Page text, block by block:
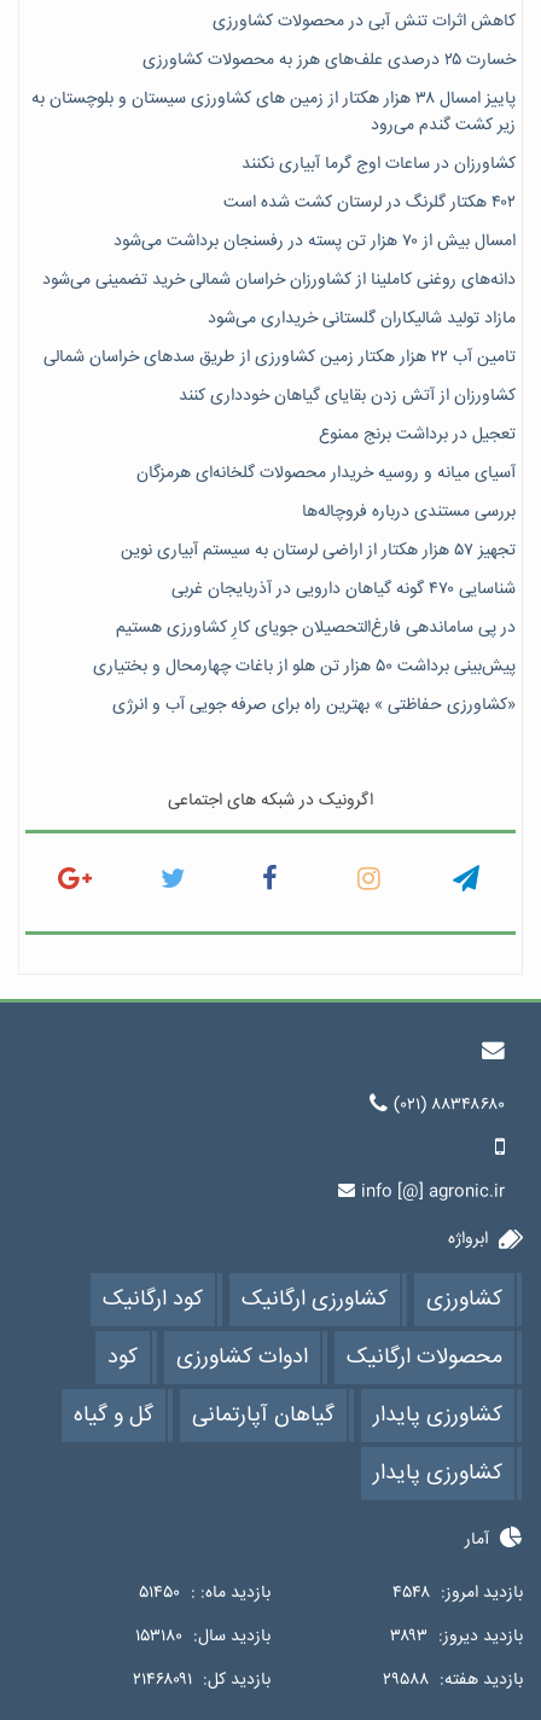
کاهش اثرات تنش آبی در محصولات کشاورزی
خسارت ۲۵ درصدی علف‌های هرز به محصولات کشاورزی
پاییز امسال ۳۸ هزار هکتار از زمین های کشاورزی سیستان و بلوچستان به
زیر کشت گندم می‌رود
کشاورزان در ساعات اوج گرما آبیاری نکنند
۴۰۲ هکتار گلرنگ در لرستان کشت شده است
امسال بیش از ۷۰ هزار تن پسته در رفسنجان برداشت می‌شود
دانه‌های روغنی کاملینا از کشاورزان خراسان شمالی خرید تضمینی می‌شود
مازاد تولید شالیکاران گلستانی خریداری می‌شود
تامین آب ۲۲ هزار هکتار زمین کشاورزی از طریق سدهای خراسان شمالی
کشاورزان از آتش زدن بقایای گیاهان خودداری کنند
تعجیل در برداشت برنج ممنوع
آسیای میانه و روسیه خریدار محصولات گلخانه‌ای هرمزگان
بررسی مستندی درباره فروچاله‌ها
تجهیز ۵۷ هزار هکتار از اراضی لرستان به سیستم آبیاری نوین
شناسایی ۴۷٠ گونه گیاهان دارویی در آذربایجان غربی
در پی ساماندهی فارغ‌التحصیلان جویای کارِ کشاورزی هستیم
پیش‎‌بینی برداشت ۵۰ هزار تن هلو از باغات چهارمحال و بختیاری
«کشاورزی حفاظتی » بهترین راه برای صرفه جویی آب و انرژی
اگرونیک در شبکه های اجتماعی
(۰۲۱) ۸۸۳۴۸۶۸۰
info [@] agronic.ir
ابرواژه
کشاورزی کشاورزی ارگانیک
کود ارگانیک
محصولات ارگانیک
ادوات کشاورزی
کود
کشاورزی پایدار
گیاهان آپارتمانی
گل و گیاه
کشاورزی پایدار
آمار
بازدید امروز: ۴۵۴۸ بازدید ماه: : ۵۱۴۵۰
بازدید دیروز: ۳۸۹۳ بازدید سال: ۱۵۳۱۸۰
بازدید هفته: ۲۹۵۸۸ بازدید کل: ۲۱۴۶۸۰۹۱